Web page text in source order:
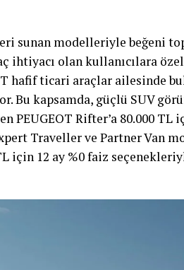
sunan modelleriyle beğeni
ihtiyacı olan kullanıcılara
hafif ticari araçlar ailesinde
Bu kapsamda, güçlü SUV
Rifter’a 80.000 TL
Traveller ve Partner Van
için 12 ay %0 faiz